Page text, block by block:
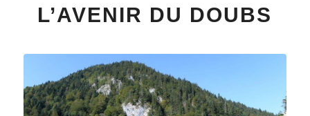
L’AVENIR DU DOUBS